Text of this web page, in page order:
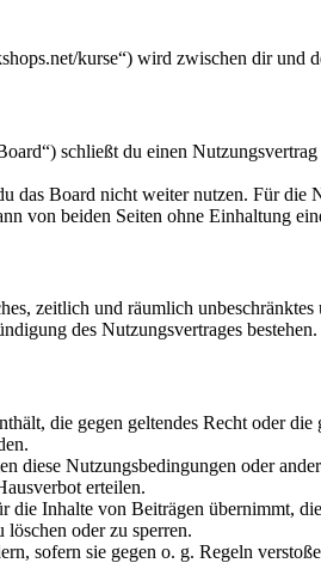
kurse“) wird zwischen dir und
schließt du einen
das Board nicht weiter nutzen. Für
von beiden Seiten ohne Einhaltung
zeitlich und räumlich
des Nutzungsvertrages bestehen.
die gegen geltendes Recht oder
diese Nutzungsbedingungen oder
erteilen.
Inhalte von Beiträgen übernimmt,
oder zu sperren.
sofern sie gegen o. g. Regeln